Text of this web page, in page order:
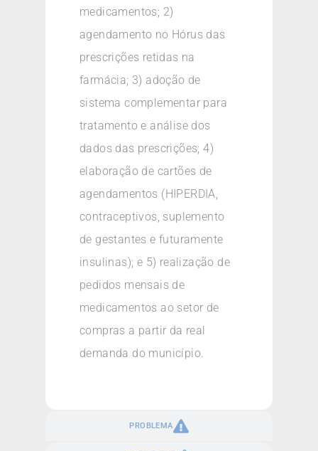
PROBLEMA
medicamentos; 2)
agendamento no Hórus das
prescrições retidas na
farmácia; 3) adoção de
sistema complementar para
tratamento e análise dos
dados das prescrições; 4)
elaboração de cartões de
agendamentos (HIPERDIA,
contraceptivos, suplemento
de gestantes e futuramente
insulinas); e 5) realização de
pedidos mensais de
medicamentos ao setor de
compras a partir da real
demanda do município.